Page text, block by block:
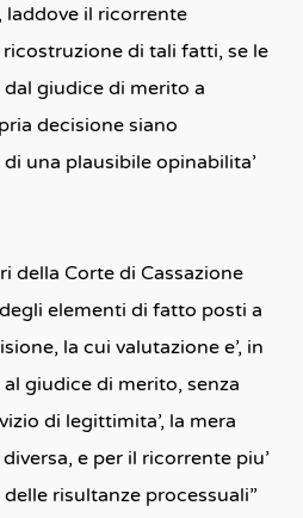
laddove il ricorrente
di tali fatti, se le
giudice di merito a
decisione siano
una plausibile opinabilita’
della Corte di Cassazione
elementi di fatto posti a
la cui valutazione e’, in
giudice di merito, senza
di legittimita’, la mera
e per il ricorrente piu’
risultanze processuali”